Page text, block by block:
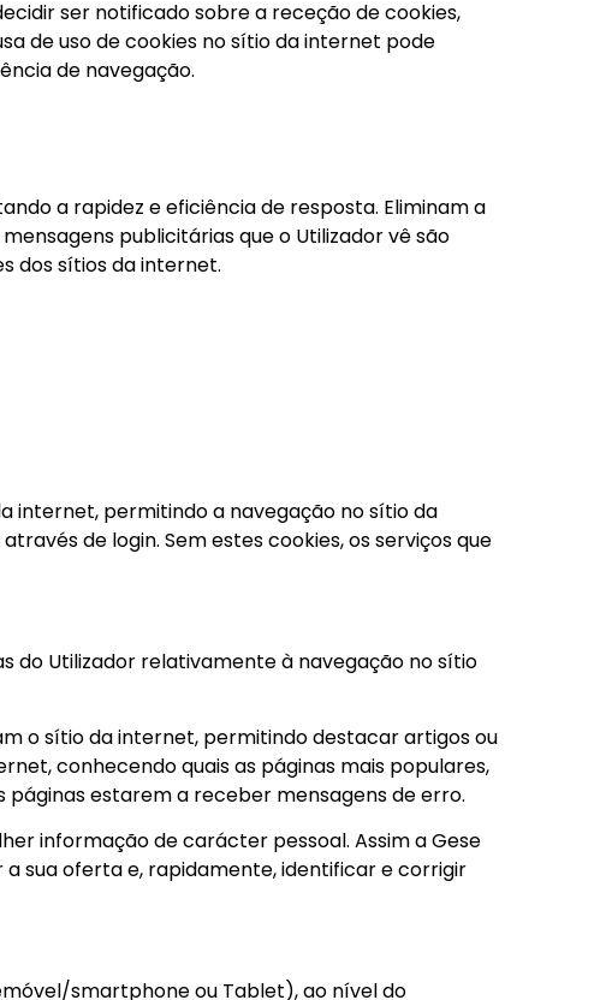
ser notificado sobre a receção de cookies,
de uso de cookies no sítio da internet pode
de navegação.
a rapidez e eficiência de resposta. Eliminam a
publicitárias que o Utilizador vê são
dos sítios da internet.
internet, permitindo a navegação no sítio da
de login. Sem estes cookies, os serviços que
do Utilizador relativamente à navegação no sítio
o sítio da internet, permitindo destacar artigos ou
conhecendo quais as páginas mais populares,
estarem a receber mensagens de erro.
informação de carácter pessoal. Assim a Gese
sua oferta e, rapidamente, identificar e corrigir
smartphone ou Tablet), ao nível do